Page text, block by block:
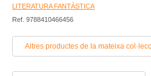
LITERATURA FANTÀSTICA
Ref. 9788410466456
Altres productes de la mateixa